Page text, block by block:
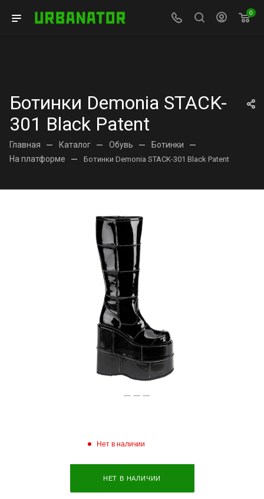
0
Ботинки Demonia STACK-
301 Black Patent
Главная — Каталог — Обувь — Ботинки —
На платформе — Ботинки Demonia STACK-301 Black Patent
Нет в наличии
НЕТ В НАЛИЧИИ